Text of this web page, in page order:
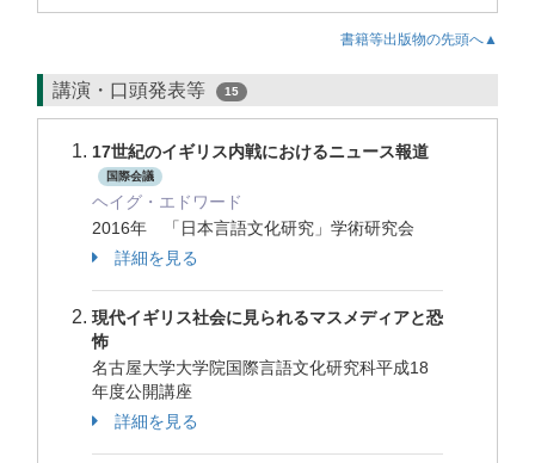
書籍等出版物の先頭へ▲
講演・口頭発表等 15
17世紀のイギリス内戦におけるニュース報道
国際会議
ヘイグ・エドワード
2016年 「日本言語文化研究」学術研究会
詳細を見る
現代イギリス社会に見られるマスメディアと恐
怖
名古屋大学大学院国際言語文化研究科平成18
年度公開講座
詳細を見る